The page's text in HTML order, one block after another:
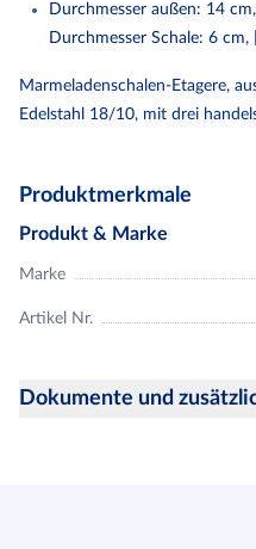
Durchmesser außen: 14
Durchmesser Schale: 6
Marmeladenschalen-Etagere,
Edelstahl 18/10, mit drei
Produktmerkmale
Produkt & Marke
Marke
Artikel Nr.
Dokumente und